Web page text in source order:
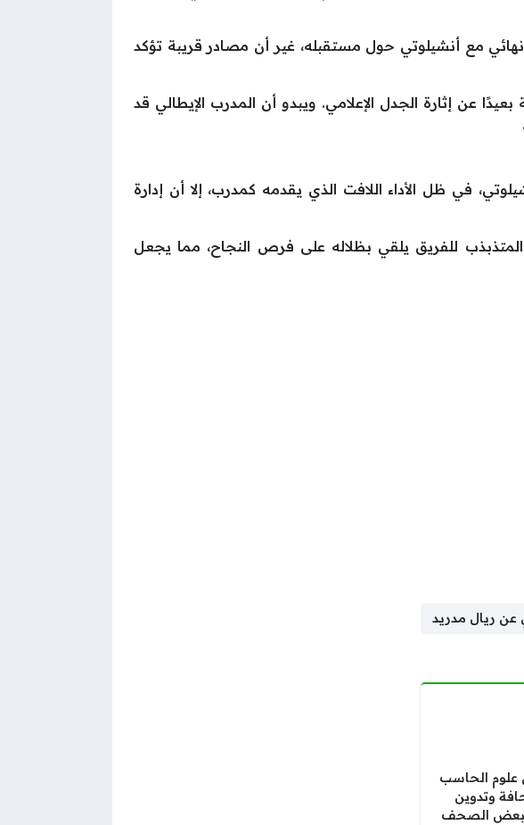
نهائي مع أنشيلوتي حول مستقبله، غير أن مصادر قريبة تؤكد
عن إثارة الجدل الإعلامي. ويبدو أن المدرب الإيطالي قد
في ظل الأداء اللافت الذي يقدمه كمدرب، إلا أن إدارة
المتذبذب للفريق يلقي بظلاله على فرص النجاح، مما يجعل
عن ريال مدريد
علوم الحاسب
وتدوين
عملي في بعض الصحف